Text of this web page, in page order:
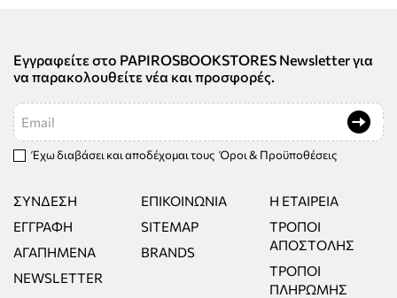
Εγγραφείτε στο PAPIROSBOOKSTORES Newsletter για
να παρακολουθείτε νέα και προσφορές.
Email
Έχω διαβάσει και αποδέχομαι τους Όροι & Προϋποθέσεις
ΣΎΝΔΕΣΗ
ΕΓΓΡΑΦΉ
ΑΓΑΠΗΜΈΝΑ
NEWSLETTER
ΕΠΙΚΟΙΝΩΝΊΑ
SITEMAP
BRANDS
Η ΕΤΑΙΡΕΊΑ
ΤΡΌΠΟΙ
ΑΠΟΣΤΟΛΉΣ
ΤΡΌΠΟΙ
ΠΛΗΡΩΜΉΣ